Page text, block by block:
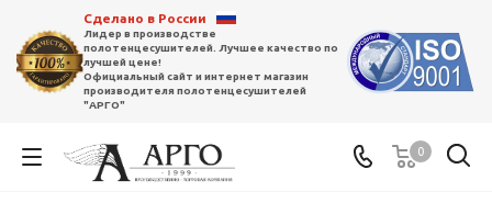
Сделано в России
Лидер в производстве
полотенцесушителей. Лучшее качество по
лучшей цене!
Официальный сайт и интернет магазин
производителя полотенцесушителей
"АРГО"
0